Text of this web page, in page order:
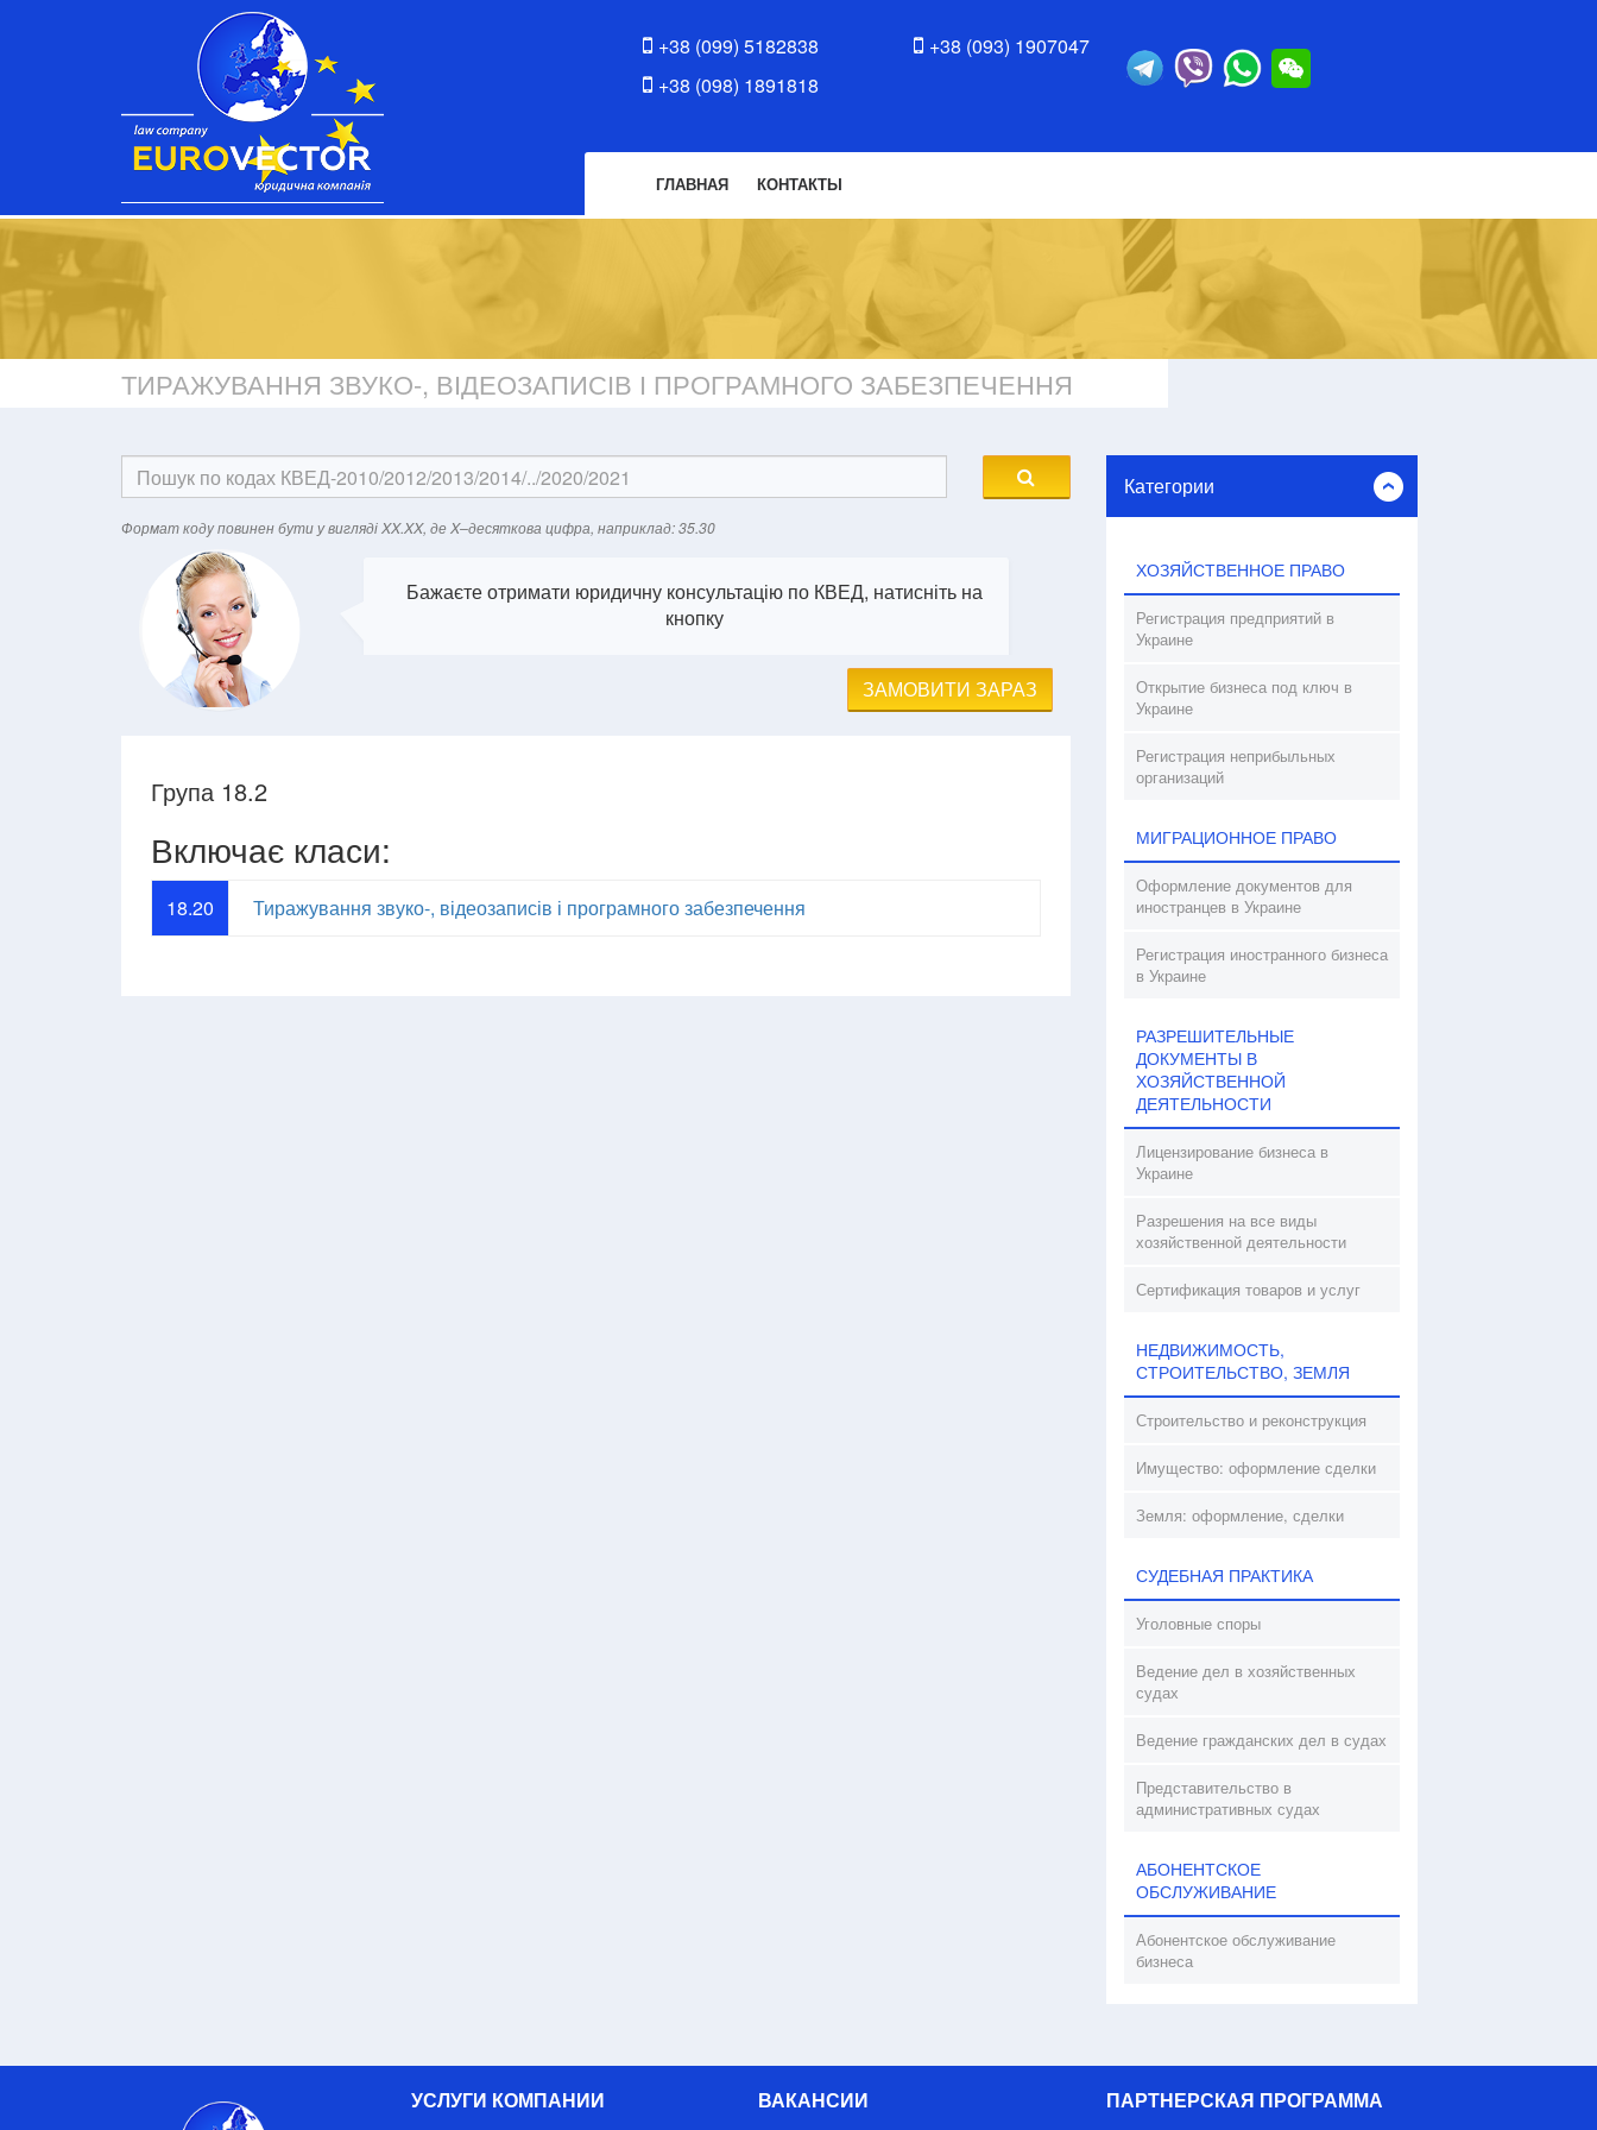
+38 (099) 5182838
+38 (098) 1891818
+38 (093) 1907047
ГЛАВНАЯ КОНТАКТЫ
ТИРАЖУВАННЯ ЗВУКО-, ВІДЕОЗАПИСІВ І ПРОГРАМНОГО ЗАБЕЗПЕЧЕННЯ
Формат кодy повинен бути у вигляді XX.XX, де X–десяткова цифра, наприклад: 35.30
Бажаєте отримати юридичну консультацію по КВЕД, натисніть на
кнопку
ЗАМОВИТИ ЗАРАЗ
Група 18.2
Включає класи:
18.20 Тиражування звуко-, відеозаписів і програмного забезпечення
Категории
ХОЗЯЙСТВЕННОЕ ПРАВО
Регистрация предприятий в
Украине
Открытие бизнеса под ключ в
Украине
Регистрация неприбыльных
организаций
МИГРАЦИОННОЕ ПРАВО
Оформление документов для
иностранцев в Украине
Регистрация иностранного бизнеса
в Украине
РАЗРЕШИТЕЛЬНЫЕ
ДОКУМЕНТЫ В
ХОЗЯЙСТВЕННОЙ
ДЕЯТЕЛЬНОСТИ
Лицензирование бизнеса в
Украине
Разрешения на все виды
хозяйственной деятельности
Сертификация товаров и услуг
НЕДВИЖИМОСТЬ,
СТРОИТЕЛЬСТВО, ЗЕМЛЯ
Строительство и реконструкция
Имущество: оформление сделки
Земля: оформление, сделки
СУДЕБНАЯ ПРАКТИКА
Уголовные споры
Ведение дел в хозяйственных
судах
Ведение гражданских дел в судах
Представительство в
административных судах
АБОНЕНТСКОЕ
ОБСЛУЖИВАНИЕ
Абонентское обслуживание
бизнеса
УСЛУГИ КОМПАНИИ ВАКАНСИИ ПАРТНЕРСКАЯ ПРОГРАММА